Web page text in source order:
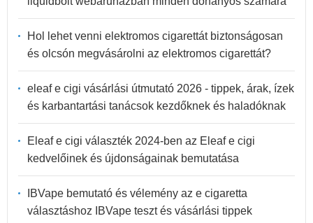
Hol lehet venni elektromos cigarettát biztonságosan
és olcsón megvásárolni az elektromos cigarettát?
eleaf e cigi vásárlási útmutató 2026 - tippek, árak, ízek
és karbantartási tanácsok kezdőknek és haladóknak
Eleaf e cigi választék 2024-ben az Eleaf e cigi
kedvelőinek és újdonságainak bemutatása
IBVape bemutató és vélemény az e cigaretta
választáshoz IBVape teszt és vásárlási tippek